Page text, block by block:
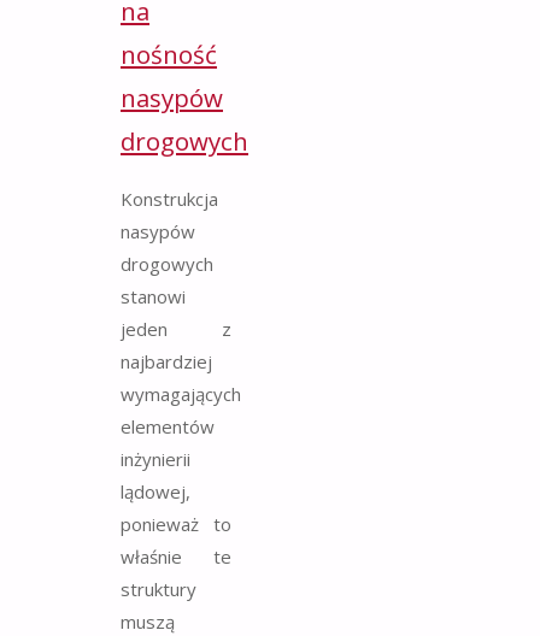
na
nośność
nasypów
drogowych
Konstrukcja
nasypów
drogowych
stanowi
jeden z
najbardziej
wymagających
elementów
inżynierii
lądowej,
ponieważ to
właśnie te
struktury
muszą